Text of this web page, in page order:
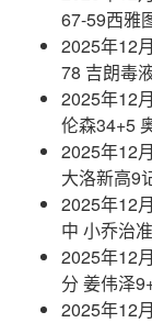
67-59西雅
2025年12
78 吉朗毒
2025年12
伦森34+5
2025年12
大洛新高9
2025年12
中 小乔治
2025年12
分 姜伟泽
2025年12